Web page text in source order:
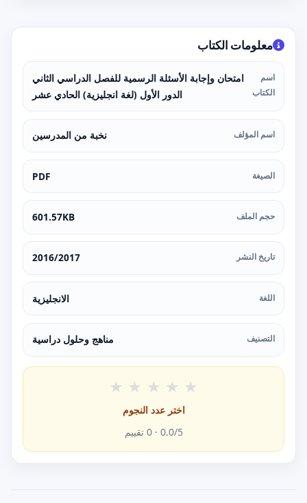
معلومات الكتاب
اسم
الكتاب
امتحان وإجابة الأسئلة الرسمية للفصل الدراسي الثاني
الدور الأول (لغة انجليزية) الحادي عشر
اسم المؤلف نخبة من المدرسين
الصيغة PDF
حجم الملف 601.57KB
تاريخ النشر 2016/2017
اللغة الانجليزية
التصنيف مناهج وحلول دراسية
★ ★ ★ ★ ★
اختر عدد النجوم
0.0/5 ·
0 تقييم